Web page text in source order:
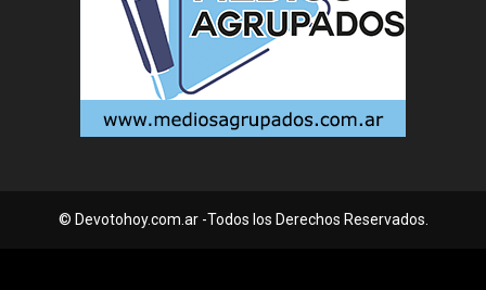
© Devotohoy.com.ar -Todos los Derechos Reservados.